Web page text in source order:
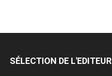
SÉLECTION DE L'EDITEUR